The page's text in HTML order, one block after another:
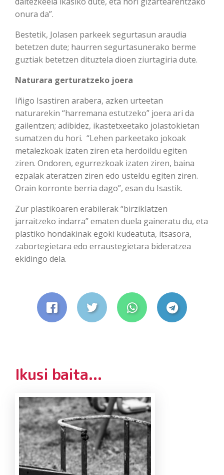
onura da”.
Bestetik, Jolasen parkeek segurtasun araudia
betetzen dute; haurren segurtasunerako berme
guztiak betetzen dituztela dioen ziurtagiria dute.
Naturara gerturatzeko joera
Iñigo Isastiren arabera, azken urteetan
naturarekin “harremana estutzeko” joera ari da
gailentzen; adibidez, ikastetxeetako jolastokietan
sumatzen du hori. “Lehen parkeetako jokoak
metalezkoak izaten ziren eta herdoildu egiten
ziren. Ondoren, egurrezkoak izaten ziren, baina
ezpalak ateratzen ziren edo usteldu egiten ziren.
Orain korronte berria dago”, esan du Isastik.
Zur plastikoaren erabilerak “birziklatzen
jarraitzeko indarra” ematen duela gaineratu du, eta
plastiko hondakinak egoki kudeatuta, itsasora,
zabortegietara edo erraustegietara bideratzea
ekidingo dela.
Ikusi baita...